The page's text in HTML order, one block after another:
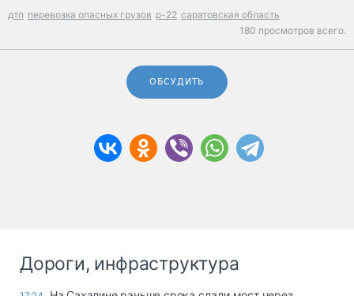
дтп перевозка опасных грузов р-22 саратовская область
180 просмотров всего.
ОБСУДИТЬ
Дороги, инфраструктура